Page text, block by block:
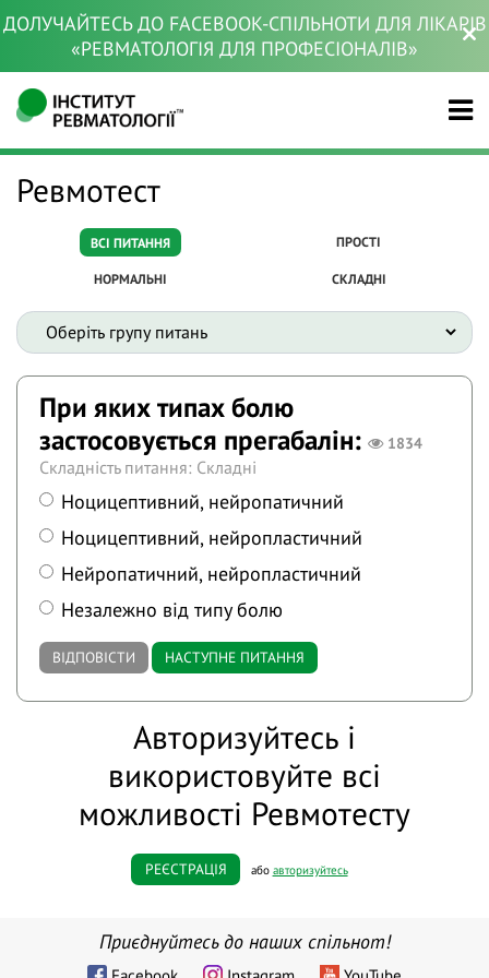
ДОЛУЧАЙТЕСЬ ДО FACEBOOK-СПІЛЬНОТИ ДЛЯ ЛІКАРІВ
«РЕВМАТОЛОГІЯ ДЛЯ ПРОФЕСІОНАЛІВ»
Ревмотест
ВСІ ПИТАННЯ ПРОСТІ
НОРМАЛЬНІ СКЛАДНІ
При яких типах болю
застосовується прегабалін:
1834
Складність питання: Складні
Ноцицептивний, нейропатичний
Ноцицептивний, нейропластичний
Нейропатичний, нейропластичний
Незалежно від типу болю
ВІДПОВІСТИ НАСТУПНЕ ПИТАННЯ
Авторизуйтесь і
використовуйте всі
можливості Ревмотесту
РЕЄСТРАЦІЯ або авторизуйтесь
Приєднуйтесь до наших спільнот!